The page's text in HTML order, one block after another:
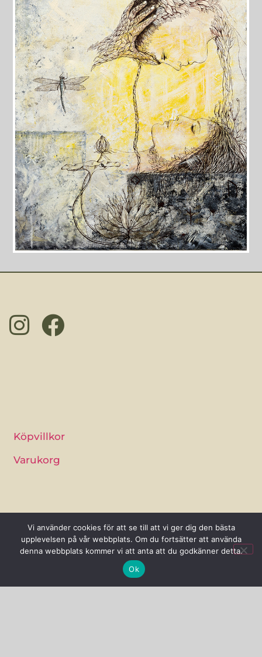
Köpvillkor
Varukorg
Vi använder cookies för att se till att vi ger dig den bästa
upplevelsen på vår webbplats. Om du fortsätter att använda
denna webbplats kommer vi att anta att du godkänner detta.
Ok